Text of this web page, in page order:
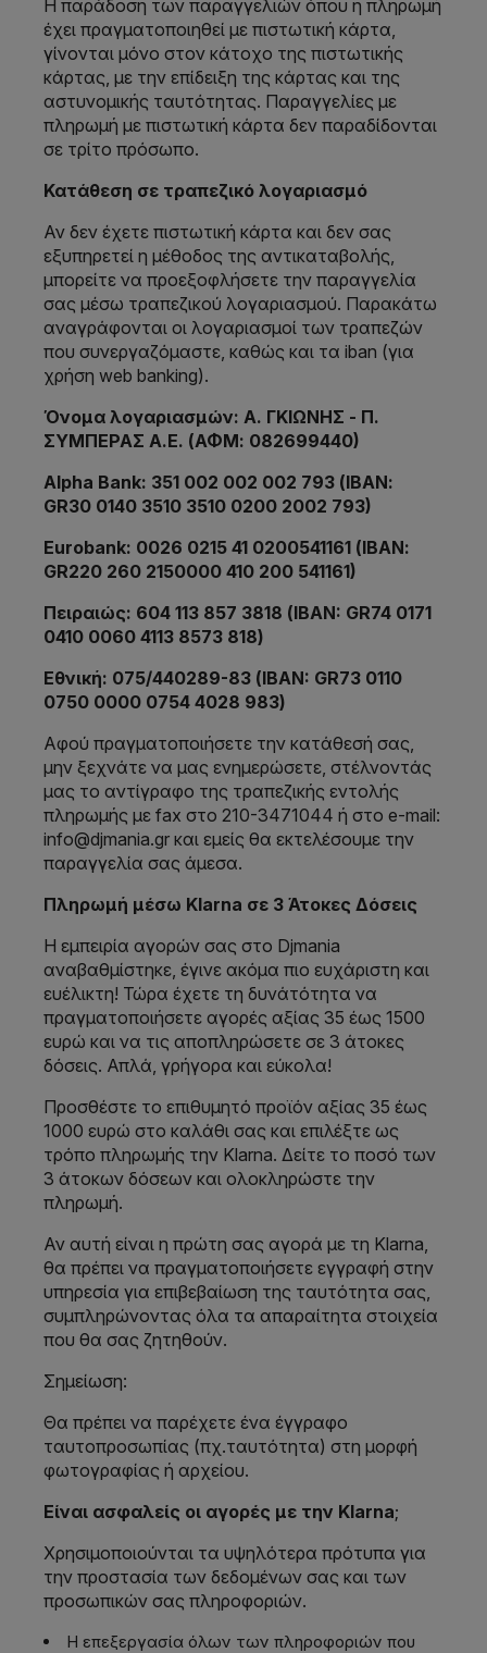
Η παράδοση των παραγγελιών όπου η πληρωμή
έχει πραγματοποιηθεί με πιστωτική κάρτα,
γίνονται μόνο στον κάτοχο της πιστωτικής
κάρτας, με την επίδειξη της κάρτας και της
αστυνομικής ταυτότητας. Παραγγελίες με
πληρωμή με πιστωτική κάρτα δεν παραδίδονται
σε τρίτο πρόσωπο.
Κατάθεση σε τραπεζικό λογαριασμό
Αν δεν έχετε πιστωτική κάρτα και δεν σας
εξυπηρετεί η μέθοδος της αντικαταβολής,
μπορείτε να προεξοφλήσετε την παραγγελία
σας μέσω τραπεζικού λογαριασμού. Παρακάτω
αναγράφονται οι λογαριασμοί των τραπεζών
που συνεργαζόμαστε, καθώς και τα iban (για
χρήση web banking).
Όνομα λογαριασμών: Α. ΓΚΙΩΝΗΣ - Π.
ΣΥΜΠΕΡΑΣ Α.Ε. (ΑΦΜ: 082699440)
Alpha Bank: 351 002 002 002 793 (ΙΒΑΝ:
GR30 0140 3510 3510 0200 2002 793)
Eurobank: 0026 0215 41 0200541161 (ΙΒΑΝ:
GR220 260 2150000 410 200 541161)
Πειραιώς: 604 113 857 3818 (IBAN: GR74 0171
0410 0060 4113 8573 818)
Εθνική: 075/440289-83 (IBAN: GR73 0110
0750 0000 0754 4028 983)
Αφού πραγματοποιήσετε την κατάθεσή σας,
μην ξεχνάτε να μας ενημερώσετε, στέλνοντάς
μας το αντίγραφο της τραπεζικής εντολής
πληρωμής με fax στο 210-3471044 ή στο e-mail:
info@djmania.gr και εμείς θα εκτελέσουμε την
παραγγελία σας άμεσα.
Πληρωμή μέσω Klarna σε 3 Άτοκες Δόσεις
Η εμπειρία αγορών σας στο Djmania
αναβαθμίστηκε, έγινε ακόμα πιο ευχάριστη και
ευέλικτη! Τώρα έχετε τη δυνάτότητα να
πραγματοποιήσετε αγορές αξίας 35 έως 1500
ευρώ και να τις αποπληρώσετε σε 3 άτοκες
δόσεις. Απλά, γρήγορα και εύκολα!
Προσθέστε το επιθυμητό προϊόν αξίας 35 έως
1000 ευρώ στο καλάθι σας και επιλέξτε ως
τρόπο πληρωμής την Klarna. Δείτε το ποσό των
3 άτοκων δόσεων και ολοκληρώστε την
πληρωμή.
Αν αυτή είναι η πρώτη σας αγορά με τη Klarna,
θα πρέπει να πραγματοποιήσετε εγγραφή στην
υπηρεσία για επιβεβαίωση της ταυτότητα σας,
συμπληρώνοντας όλα τα απαραίτητα στοιχεία
που θα σας ζητηθούν.
Σημείωση:
Θα πρέπει να παρέχετε ένα έγγραφο
ταυτοπροσωπίας (πχ.ταυτότητα) στη μορφή
φωτογραφίας ή αρχείου.
Είναι ασφαλείς οι αγορές με την Klarna;
Χρησιμοποιούνται τα υψηλότερα πρότυπα για
την προστασία των δεδομένων σας και των
προσωπικών σας πληροφοριών.
Η επεξεργασία όλων των πληροφοριών που